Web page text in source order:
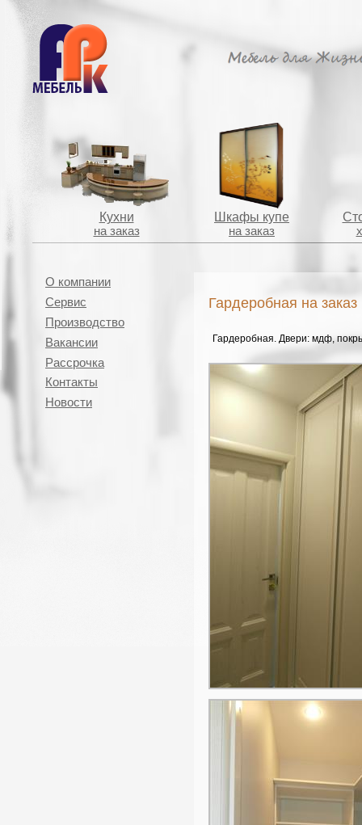
Кухни
на заказ
Шкафы купе
на заказ
О компании
Сервис
Производство
Вакансии
Рассрочка
Контакты
Новости
Гардеробная на заказ
Гардеробная. Двери: мдф,